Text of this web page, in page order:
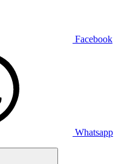
Facebook
Whatsapp